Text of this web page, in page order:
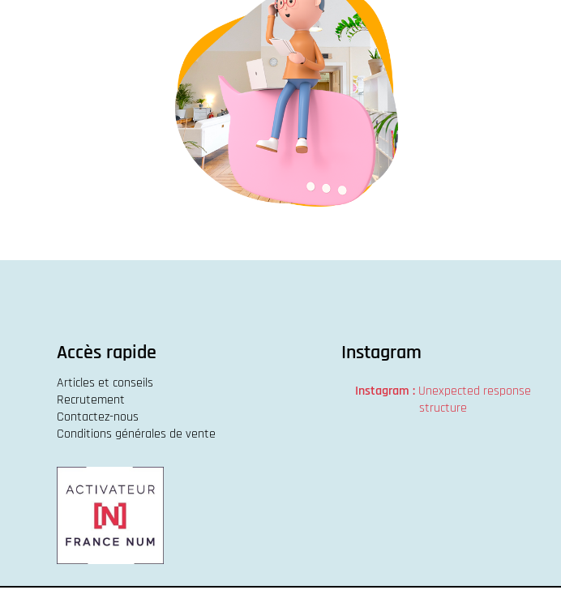
Accès rapide
Articles et conseils
Recrutement
Contactez-nous
Conditions générales de vente
Instagram
Instagram : Unexpected response
structure